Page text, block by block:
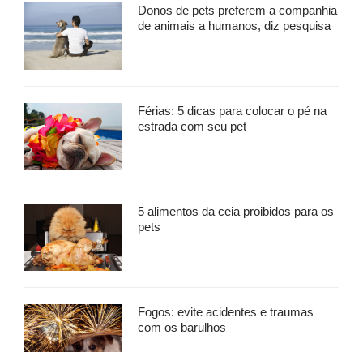
Donos de pets preferem a companhia
de animais a humanos, diz pesquisa
Férias: 5 dicas para colocar o pé na
estrada com seu pet
5 alimentos da ceia proibidos para os
pets
Fogos: evite acidentes e traumas
com os barulhos